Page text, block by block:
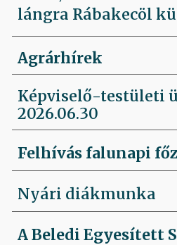
lángra Rábakecöl
Agrárhírek
Képviselő-testületi
2026.06.30
Felhívás falunapi
Nyári diákmunka
A Beledi Egyesített